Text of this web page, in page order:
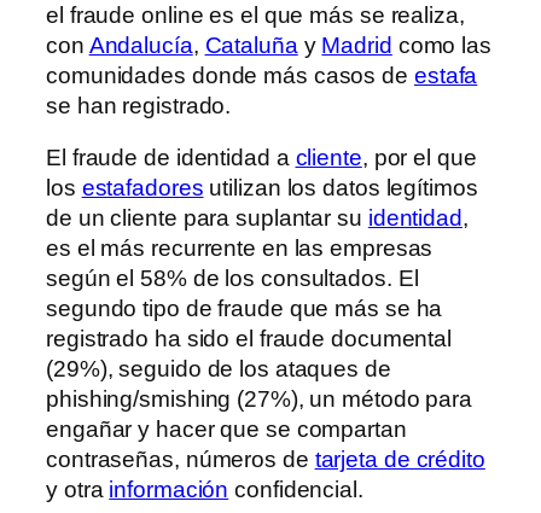
el fraude online es el que más se realiza,
con Andalucía, Cataluña y Madrid como las
comunidades donde más casos de estafa
se han registrado.
El fraude de identidad a cliente, por el que
los estafadores utilizan los datos legítimos
de un cliente para suplantar su identidad,
es el más recurrente en las empresas
según el 58% de los consultados. El
segundo tipo de fraude que más se ha
registrado ha sido el fraude documental
(29%), seguido de los ataques de
phishing/smishing (27%), un método para
engañar y hacer que se compartan
contraseñas, números de tarjeta de crédito
y otra información confidencial.